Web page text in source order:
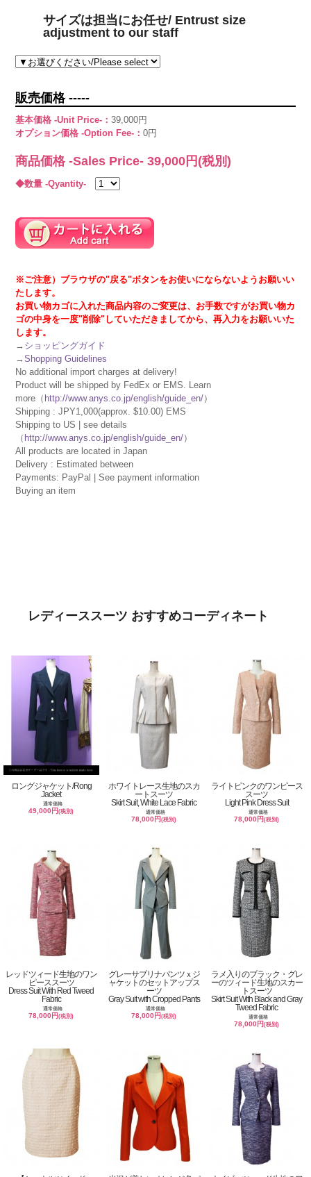
サイズは担当にお任せ/ Entrust size
adjustment to our staff
販売価格 -----
基本価格 -Unit Price-：39,000円
オプション価格 -Option Fee-：0円
商品価格 -Sales Price-39,000 円(税別)
◆数量 -Qyantity-
※ご注意）ブラウザの"戻る"ボタンをお使いにならないようお願いい
たします。
お買い物カゴに入れた商品内容のご変更は、お手数ですがお買い物カ
ゴの中身を一度"削除"していただきましてから、再入力をお願いいた
します。
→ ショッピングガイド
→Shopping Guidelines
No additional import charges at delivery!
Product will be shipped by FedEx or EMS. Learn
more（ http://www.anys.co.jp/english/guide_en/）
Shipping : JPY1,000(approx. $10.00) EMS
Shipping to US | see details
（ http://www.anys.co.jp/english/guide_en/）
All products are located in Japan
Delivery : Estimated between
Payments: PayPal | See payment information
Buying an item
レディーススーツ おすすめコーディネート
ロングジャケット/Rong
Jacket
通常価格
49,000円(税別)
ホワイトレース生地のスカ
ートスーツ
Skirt Suit, White Lace Fabric
通常価格
78,000円(税別)
ライトピンクのワンピース
スーツ
Light Pink Dress Suit
通常価格
78,000円(税別)
レッドツィード生地のワン
ピーススーツ
Dress Suit With Red Tweed
Fabric
通常価格
78,000円(税別)
グレーサブリナパンツｘジ
ャケットのセットアップス
ーツ
Gray Suit with Cropped Pants
通常価格
78,000円(税別)
ラメ入りのブラック・グレ
ーのツィード生地のスカー
トスーツ
Skirt Suit With Black and Gray
Tweed Fabric
通常価格
78,000円(税別)